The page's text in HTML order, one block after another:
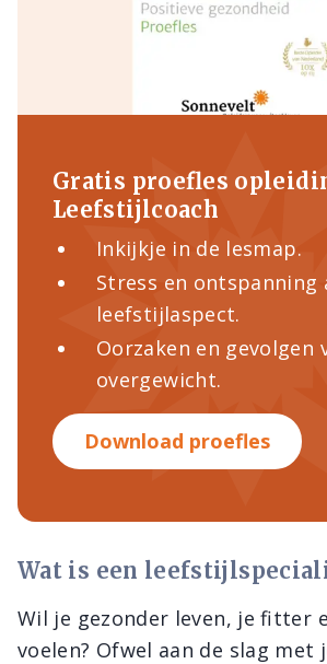
Gratis proefles
Leefstijlcoach
Inkijkje in de lesmap.
Stress en ontspanning
leefstijlaspect.
Oorzaken en gevolgen
overgewicht.
Download proefles
Wat is een
Wil je gezonder leven, je fitter
voelen? Ofwel aan de slag met